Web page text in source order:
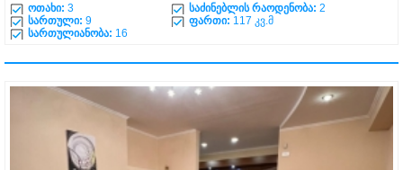
ოთახი: 3 საძინებლის რაოდენობა: 2
სართული: 9 ფართი: 117 კვ.მ
სართულიანობა: 16